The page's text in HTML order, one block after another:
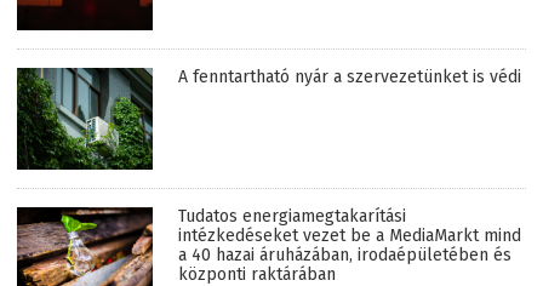
A fenntartható nyár a szervezetünket is védi
Tudatos energiamegtakarítási
intézkedéseket vezet be a MediaMarkt mind
a 40 hazai áruházában, irodaépületében és
központi raktárában